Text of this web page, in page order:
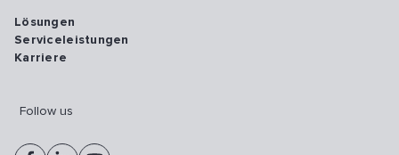
Lösungen
Serviceleistungen
Karriere
Follow us